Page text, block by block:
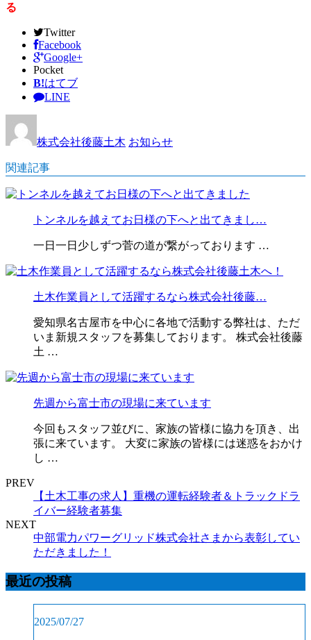
る
Twitter
Facebook
Google+
Pocket
B!はてブ
LINE
株式会社後藤土木 お知らせ
関連記事
トンネルを越えてお日様の下へと出てきまし…
一日一日少しずつ菅の道が繋がっております …
土木作業員として活躍するなら株式会社後藤…
愛知県名古屋市を中心に各地で活動する弊社は、ただ
いま新規スタッフを募集しております。 株式会社後藤
土 …
先週から富士市の現場に来ています
今回もスタッフ並びに、家族の皆様に協力を頂き、出
張に来ています。 大変に家族の皆様には迷惑をおかけ
し …
PREV
【土木工事の求人】重機の運転経験者＆トラックドラ
イバー経験者募集
NEXT
中部電力パワーグリッド株式会社さまから表彰してい
ただきました！
最近の投稿
2025/07/27